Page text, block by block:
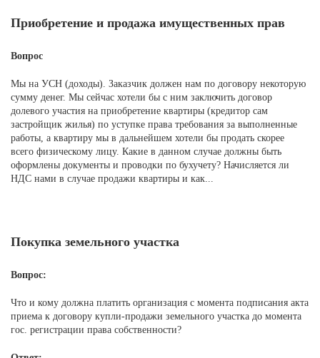
Приобретение и продажа имущественных прав
Вопрос
Мы на УСН (доходы). Заказчик должен нам по договору некоторую
сумму денег. Мы сейчас хотели бы с ним заключить договор
долевого участия на приобретение квартиры (кредитор сам
застройщик жилья) по уступке права требования за выполненные
работы, а квартиру мы в дальнейшем хотели бы продать скорее
всего физическому лицу. Какие в данном случае должны быть
оформлены документы и проводки по бухучету? Начисляется ли
НДС нами в случае продажи квартиры и как...
Покупка земельного участка
Вопрос:
Что и кому должна платить организация с момента подписания акта
приема к договору купли-продажи земельного участка до момента
гос. регистрации права собственности?